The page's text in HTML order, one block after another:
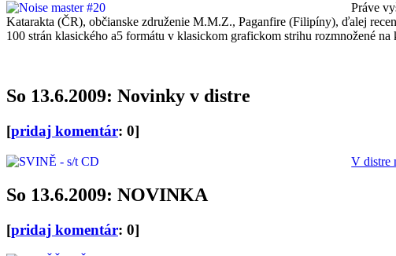
Práve
Katarakta (ČR), občianske združenie M.M.Z., Paganfire (Filipíny), ďalej
100 strán klasického a5 formátu v klasickom grafickom strihu rozmnožené na
So 13.6.2009: Novinky v distre
[pridaj komentár: 0]
V distre
So 13.6.2009: NOVINKA
[pridaj komentár: 0]